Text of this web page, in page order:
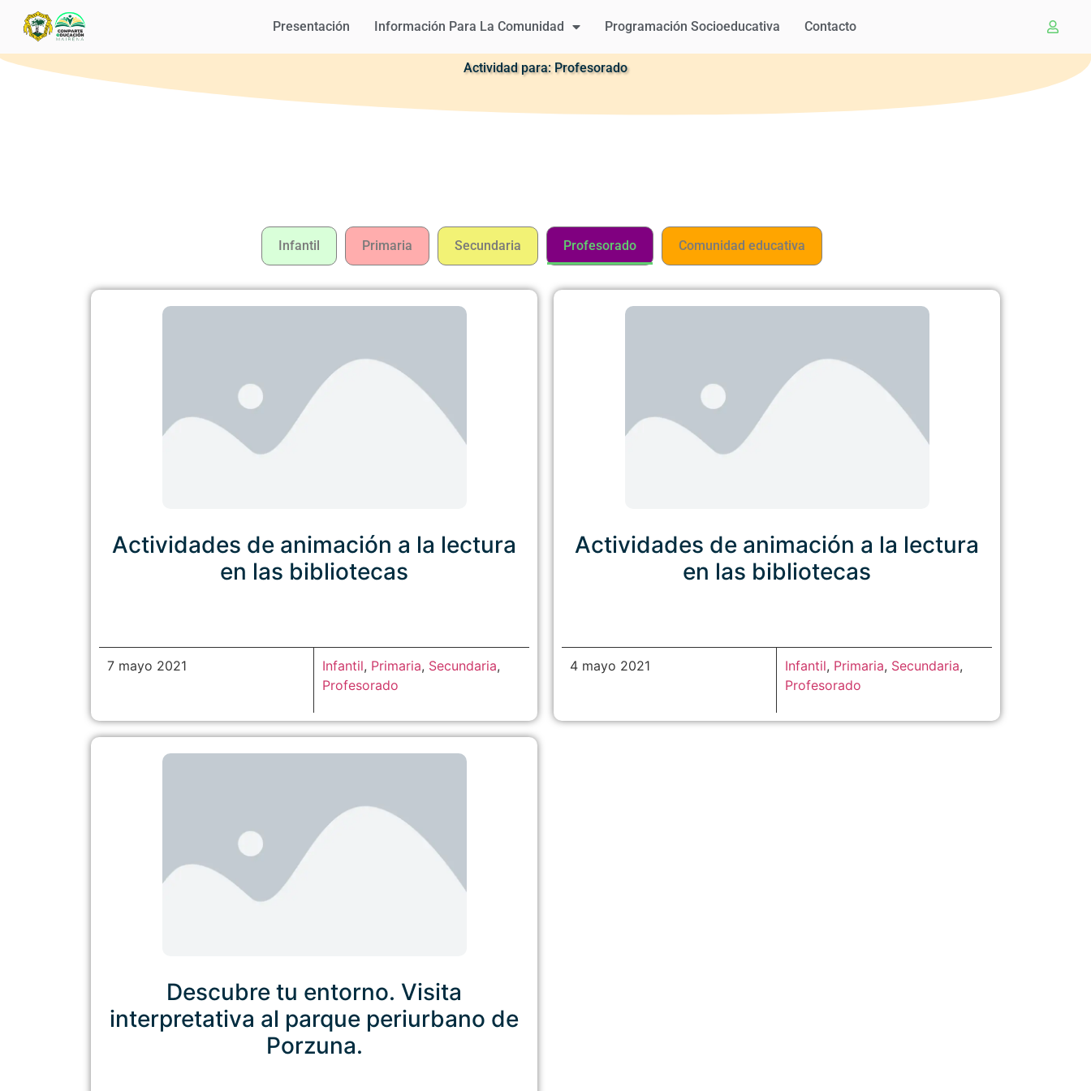
Presentación Información Para La Comunidad Programación Socioeducativa Contacto
Actividad para: Profesorado
Infantil Primaria Secundaria Profesorado Comunidad educativa
Actividades de animación a la lectura
en las bibliotecas
7 mayo 2021 Infantil, Primaria, Secundaria,
Profesorado
Actividades de animación a la lectura
en las bibliotecas
4 mayo 2021 Infantil, Primaria, Secundaria,
Profesorado
Descubre tu entorno. Visita
interpretativa al parque periurbano de
Porzuna.